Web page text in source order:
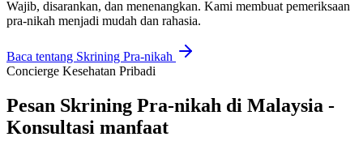
Wajib, disarankan, dan menenangkan. Kami membuat pemeriksaan
pra-nikah menjadi mudah dan rahasia.
Baca tentang Skrining Pra-nikah
Concierge Kesehatan Pribadi
Pesan Skrining Pra-nikah di Malaysia -
Konsultasi manfaat